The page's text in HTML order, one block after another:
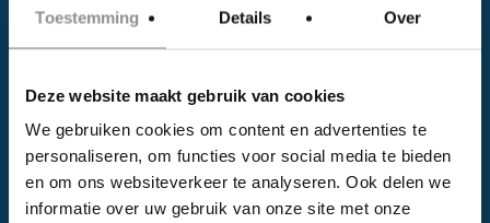
Toestemming Details Over
Deze website maakt gebruik van cookies
We gebruiken cookies om content en advertenties te
personaliseren, om functies voor social media te bieden
en om ons websiteverkeer te analyseren. Ook delen we
informatie over uw gebruik van onze site met onze
Facebook
Instagram
EVENTS
Kalender
Bedrijven